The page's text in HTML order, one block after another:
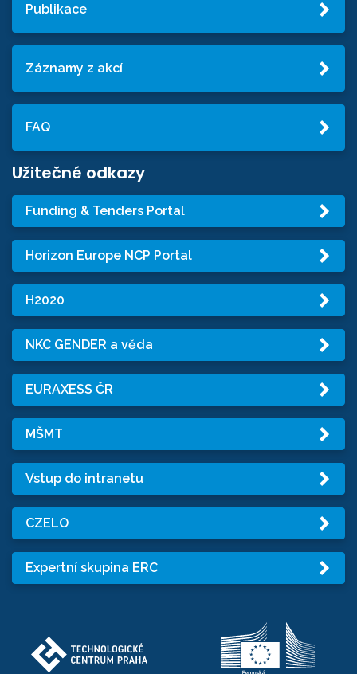
Publikace
Záznamy z akcí
FAQ
Užitečné odkazy
Funding & Tenders Portal
Horizon Europe NCP Portal
H2020
NKC GENDER a věda
EURAXESS ČR
MŠMT
Vstup do intranetu
CZELO
Expertní skupina ERC